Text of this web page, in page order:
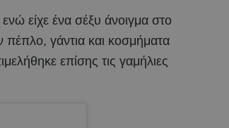
είχε ένα σέξυ άνοιγμα στο
γάντια και κοσμήματα
επίσης τις γαμήλιες